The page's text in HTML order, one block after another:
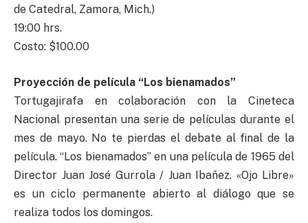
de Catedral, Zamora, Mich.)
19:00 hrs.
Costo: $100.00
Proyección de película “Los bienamados”
Tortugajirafa en colaboración con la Cineteca
Nacional presentan una serie de películas durante el
mes de mayo. No te pierdas el debate al final de la
película. “Los bienamados” en una película de 1965 del
Director Juan José Gurrola / Juan Ibañez. «Ojo Libre»
es un ciclo permanente abierto al diálogo que se
realiza todos los domingos.